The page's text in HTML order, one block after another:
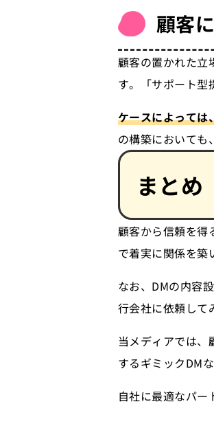
顧客
顧客の置かれた立
す。「サポート型
ケースによっては
の構築においても
まとめ
顧客から信頼を得
で着実に関係を築
なお、DMの内容
行会社に依頼して
当メディアでは、
するギミックDM
自社に最適なパー